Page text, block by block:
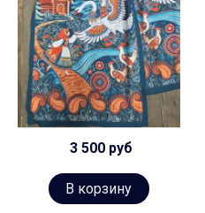
3 500 руб
В корзину